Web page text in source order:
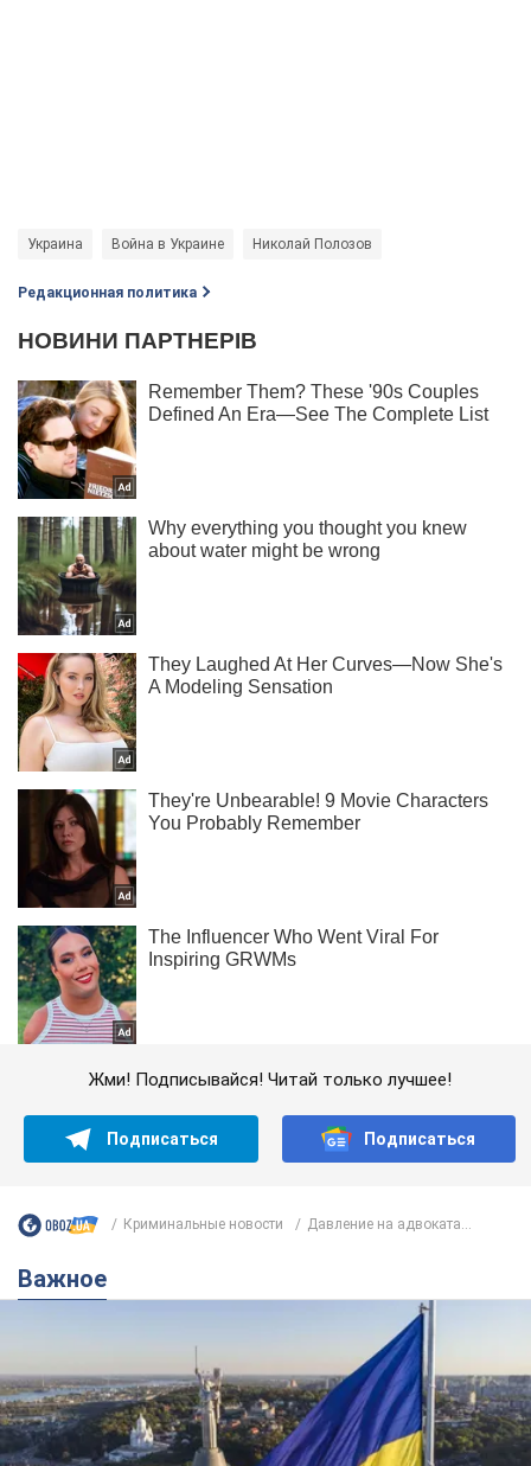
Украина Война в Украине Николай Полозов
Редакционная политика
Жми! Подписывайся! Читай только лучшее!
Подписаться Подписаться
Криминальные новости Давление на адвоката...
Важное